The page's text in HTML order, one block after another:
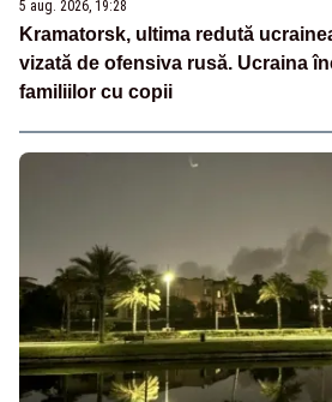
5 aug. 2026, 19:28
Kramatorsk, ultima redută
vizată de ofensiva rusă. Ucraina
familiilor cu copii